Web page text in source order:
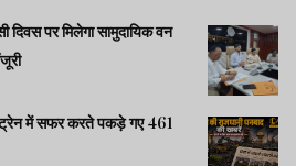
पर मिलेगा सामुदायिक वन
में सफर करते पकड़े गए 461